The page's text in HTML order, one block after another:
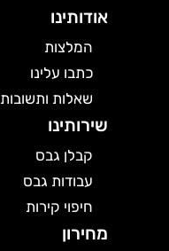
אודותינו
המלצות
כתבו עלינו
שאלות ותשובות
שירותינו
קבלן גבס
עבודות גבס
חיפוי קירות
מחירון